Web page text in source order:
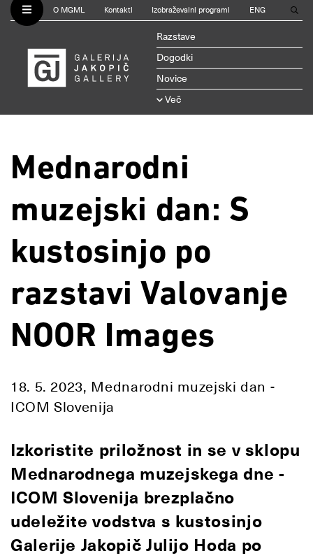
O MGML Kontakti Izobraževalni programi ENG
Razstave
Dogodki
Novice
Več
Mednarodni
muzejski dan: S
kustosinjo po
razstavi Valovanje
NOOR Images
18. 5. 2023, Mednarodni muzejski dan -
ICOM Slovenija
Izkoristite priložnost in se v sklopu
Mednarodnega muzejskega dne -
ICOM Slovenija brezplačno
udeležite vodstva s kustosinjo
Galerije Jakopič Julijo Hoda po